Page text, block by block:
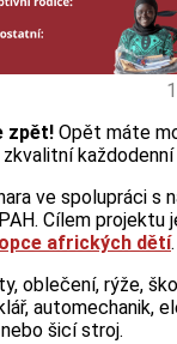
zpět! Opět máte
ve spolupráci s
Cílem projektu
afrických dětí.
oblečení, rýže,
automechanik,
šicí stroj.